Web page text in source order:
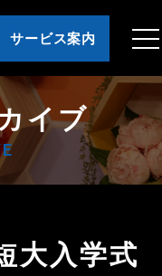
サービス案内
イブ
大入学式